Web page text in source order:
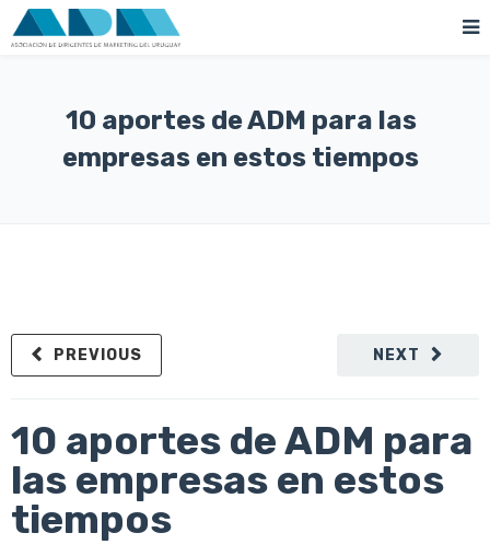
10 aportes de ADM para las
empresas en estos tiempos
NEXT
PREVIOUS
10 aportes de ADM para
las empresas en estos
tiempos